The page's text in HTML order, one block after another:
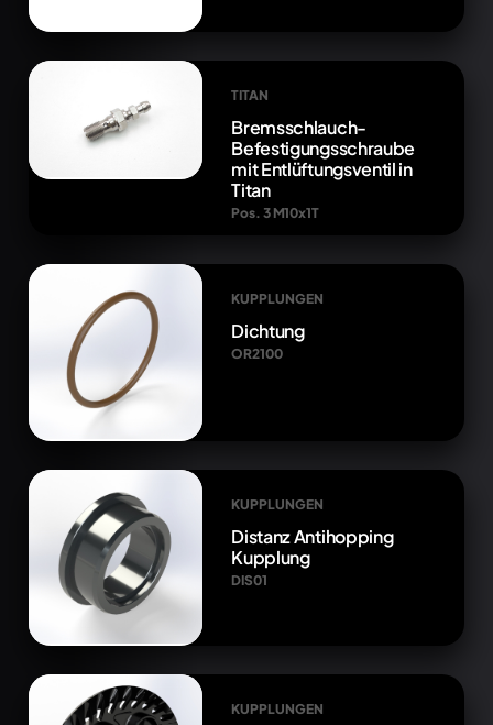
TITAN
Bremsschlauch-
Befestigungsschraube
mit Entlüftungsventil in
Titan
Pos. 3 M10x1T
KUPPLUNGEN
Dichtung
OR2100
KUPPLUNGEN
Distanz Antihopping
Kupplung
DIS01
KUPPLUNGEN